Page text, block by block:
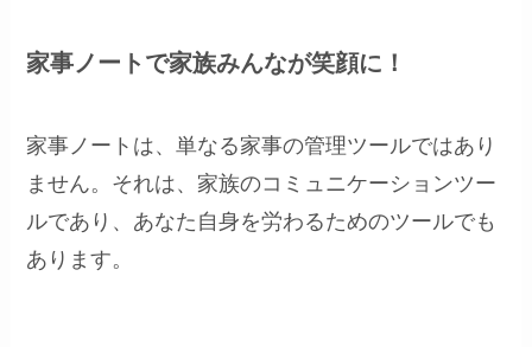
家事ノートで家族みんなが笑顔に！
家事ノートは、単なる家事の管理ツールではあり
ません。それは、家族のコミュニケーションツー
ルであり、あなた自身を労わるためのツールでも
あります。